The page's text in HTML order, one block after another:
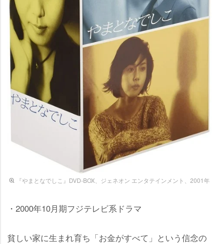
『やまとなでしこ』DVD-BOX、ジェネオン エンタテインメント、2001年
・2000年10月期フジテレビ系ドラマ
貧しい家に生まれ育ち「お金がすべて」という信念の